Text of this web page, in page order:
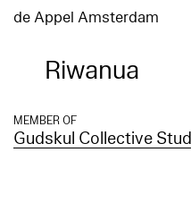
de Appel Amsterdam
Riwanua
MEMBER OF
Gudskul Collective